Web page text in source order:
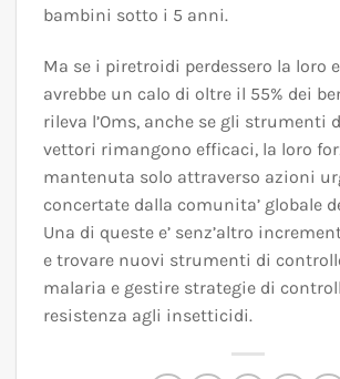
bambini sotto i 5 anni.
Ma se i piretroidi perdessero la loro
avrebbe un calo di oltre il 55% dei
rileva l’Oms, anche se gli strumenti
vettori rimangono efficaci, la loro
mantenuta solo attraverso azioni
concertate dalla comunita’ globale
Una di queste e’ senz’altro
e trovare nuovi strumenti di
malaria e gestire strategie di
resistenza agli insetticidi.